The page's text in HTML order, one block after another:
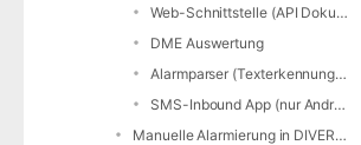
Web-Schnittstelle (API Dokumentation)
DME Auswertung
Alarmparser (Texterkennung für SMS/SDS/JSON)
SMS-Inbound App (nur Android)
Manuelle Alarmierung in DIVERA 24/7